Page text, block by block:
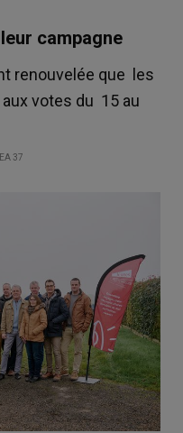
campagne
renouvelée que les
votes du 15 au
37